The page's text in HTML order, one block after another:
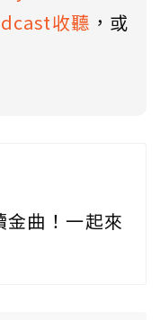
收聽 ，或
曲！一起來